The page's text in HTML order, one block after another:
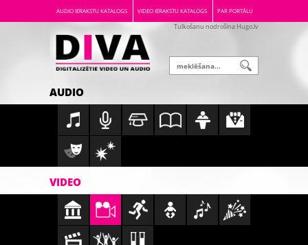
AUDIO IERAKSTU KATALOGS VIDEO IERAKSTU KATALOGS PAR PORTĀLU
Tulkošanu nodrošina Hugo.lv
AUDIO
VIDEO